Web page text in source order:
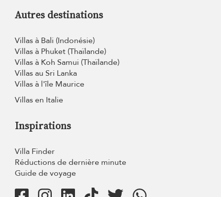
Autres destinations
Villas à Bali (Indonésie)
Villas à Phuket (Thaïlande)
Villas à Koh Samui (Thaïlande)
Villas au Sri Lanka
Villas à l'île Maurice
Villas en Italie
Inspirations
Villa Finder
Réductions de dernière minute
Guide de voyage